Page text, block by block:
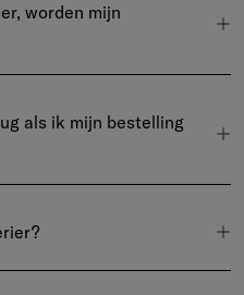
worden mijn
als ik mijn bestelling